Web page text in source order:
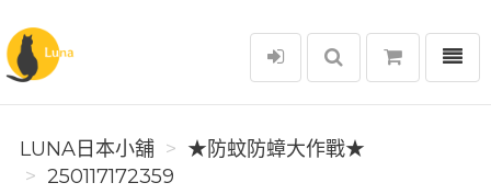
Luna日本小舖
選單
LUNA日本小舖
★防蚊防蟑大作戰★
250117172359